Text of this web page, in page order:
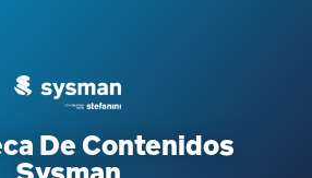
De Contenidos